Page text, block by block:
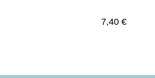
7,40 €